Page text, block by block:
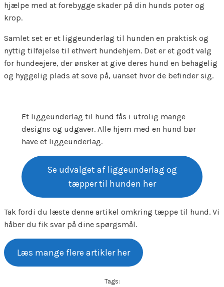
hjælpe med at forebygge skader på din hunds poter og
krop.
Samlet set er et liggeunderlag til hunden en praktisk og
nyttig tilføjelse til ethvert hundehjem. Det er et godt valg
for hundeejere, der ønsker at give deres hund en behagelig
og hyggelig plads at sove på, uanset hvor de befinder sig.
Et liggeunderlag til hund fås i utrolig mange
designs og udgaver. Alle hjem med en hund bør
have et liggeunderlag.
Se udvalget af liggeunderlag og
tæpper til hunden her
Tak fordi du læste denne artikel omkring tæppe til hund. Vi
håber du fik svar på dine spørgsmål.
Læs mange flere artikler her
Tags: